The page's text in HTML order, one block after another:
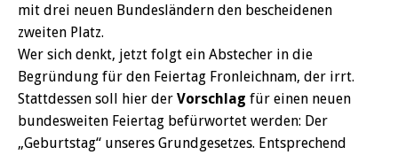
mit drei neuen Bundesländern den bescheidenen
zweiten Platz.
Wer sich denkt, jetzt folgt ein Abstecher in die
Begründung für den Feiertag Fronleichnam, der irrt.
Stattdessen soll hier der Vorschlag für einen neuen
bundesweiten Feiertag befürwortet werden: Der
„Geburtstag“ unseres Grundgesetzes. Entsprechend